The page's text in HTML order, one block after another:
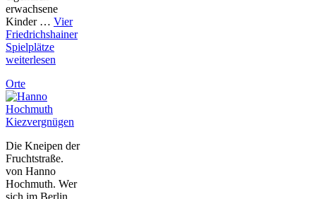
erwachsene
Kinder … Vier
Friedrichshainer
Spielplätze
weiterlesen
Orte
Kiezvergnügen
Die Kneipen der
Fruchtstraße.
von Hanno
Hochmuth. Wer
sich im Berlin